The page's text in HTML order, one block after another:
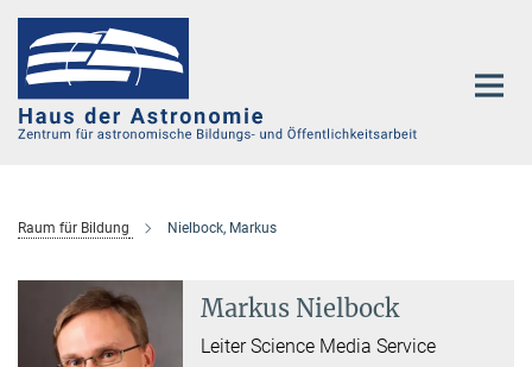
Hauptinhalt
Raum für Bildung Nielbock, Markus
Markus Nielbock
Leiter Science Media Service